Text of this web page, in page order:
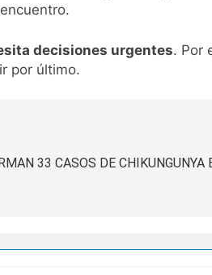
decisiones urgentes. Por
por último.
33 CASOS DE CHIKUNGUNYA